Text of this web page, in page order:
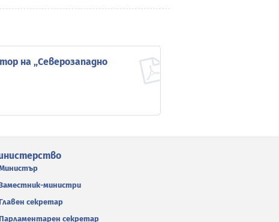
на „Северозападно
министри
секретар
секретар